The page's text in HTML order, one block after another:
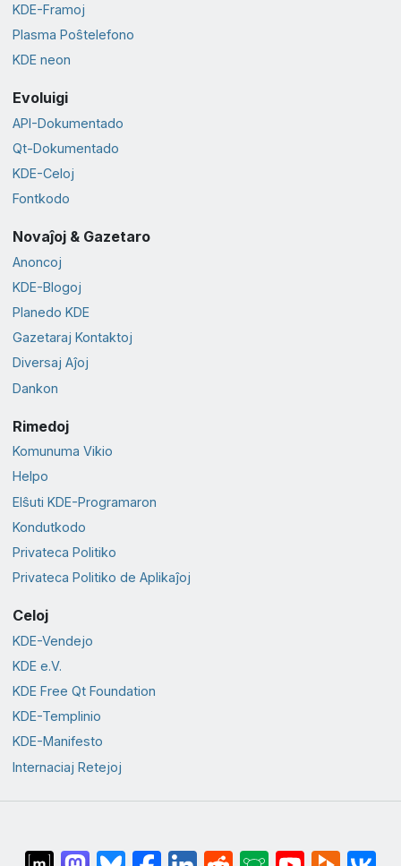
KDE-Framoj
Plasma Poŝtelefono
KDE neon
Evoluigi
API-Dokumentado
Qt-Dokumentado
KDE-Celoj
Fontkodo
Novaĵoj & Gazetaro
Anoncoj
KDE-Blogoj
Planedo KDE
Gazetaraj Kontaktoj
Diversaj Aĵoj
Dankon
Rimedoj
Komunuma Vikio
Helpo
Elŝuti KDE-Programaron
Kondutkodo
Privateca Politiko
Privateca Politiko de Aplikaĵoj
Celoj
KDE-Vendejo
KDE e.V.
KDE Free Qt Foundation
KDE-Templinio
KDE-Manifesto
Internaciaj Retejoj